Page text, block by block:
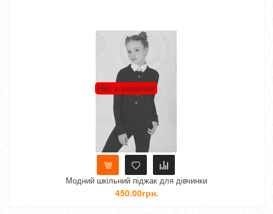
Нет в наличии
Модний шкільний піджак для дівчинки
450.00грн.